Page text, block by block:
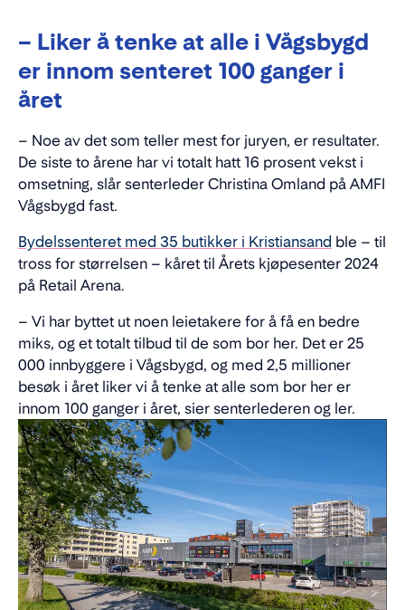
– Liker å tenke at alle i Vågsbygd
er innom senteret 100 ganger i
året
– Noe av det som teller mest for juryen, er resultater.
De siste to årene har vi totalt hatt 16 prosent vekst i
omsetning, slår senterleder Christina Omland på AMFI
Vågsbygd fast.
Bydelssenteret med 35 butikker i Kristiansand ble – til
tross for størrelsen – kåret til Årets kjøpesenter 2024
på Retail Arena.
– Vi har byttet ut noen leietakere for å få en bedre
miks, og et totalt tilbud til de som bor her. Det er 25
000 innbyggere i Vågsbygd, og med 2,5 millioner
besøk i året liker vi å tenke at alle som bor her er
innom 100 ganger i året, sier senterlederen og ler.